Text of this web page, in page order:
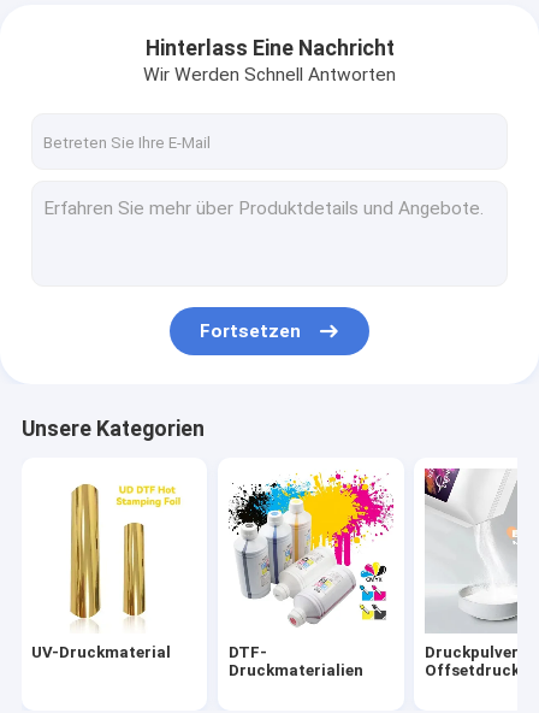
Offsetdruckfolie
Sublimationsdruckmaterial
Hinterlass Eine Nachricht
Wir Werden Schnell Antworten
Fortsetzen
Unsere Kategorien
UV-Druckmaterial
DTF-
Druckmaterialien
Druckpulver
Offsetdruck